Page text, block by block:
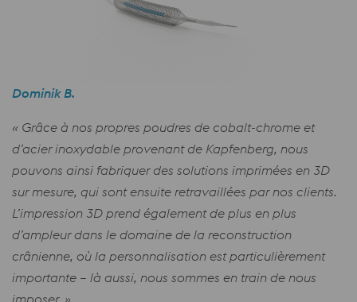
Dominik B.
« Grâce à nos propres poudres de cobalt-chrome et
d’acier inoxydable provenant de Kapfenberg, nous
pouvons ainsi fabriquer des solutions imprimées en 3D
sur mesure, qui sont ensuite retravaillées par nos clients.
L’impression 3D prend également de plus en plus
d’ampleur dans le domaine de la reconstruction
crânienne, où la personnalisation est particulièrement
importante – là aussi, nous sommes en train de nous
imposer. »